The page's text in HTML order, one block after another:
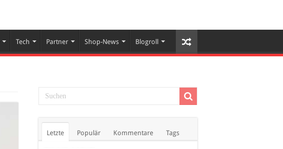
Tech Partner Shop-News Blogroll
Letzte Populär Kommentare Tags